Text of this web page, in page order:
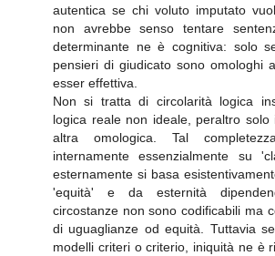
autentica se chi voluto imputato
non avrebbe senso tentare
determinante ne è cognitiva: solo
pensieri di giudicato sono omologhi
esser effettiva.
Non si tratta di circolarità logica
logica reale non ideale, peraltro
altra omologica. Tal
internamente essenzialmente su
esternamente si basa
'equità' e da esternità
circostanze non sono codificabili ma
di uguaglianze od equità. Tuttavia
modelli criteri o criterio, iniquità ne è